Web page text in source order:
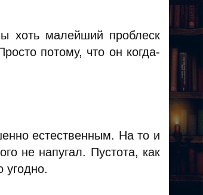
хоть малейший проблеск
потому, что он когда-
естественным. На то и
не напугал. Пустота, как
угодно.